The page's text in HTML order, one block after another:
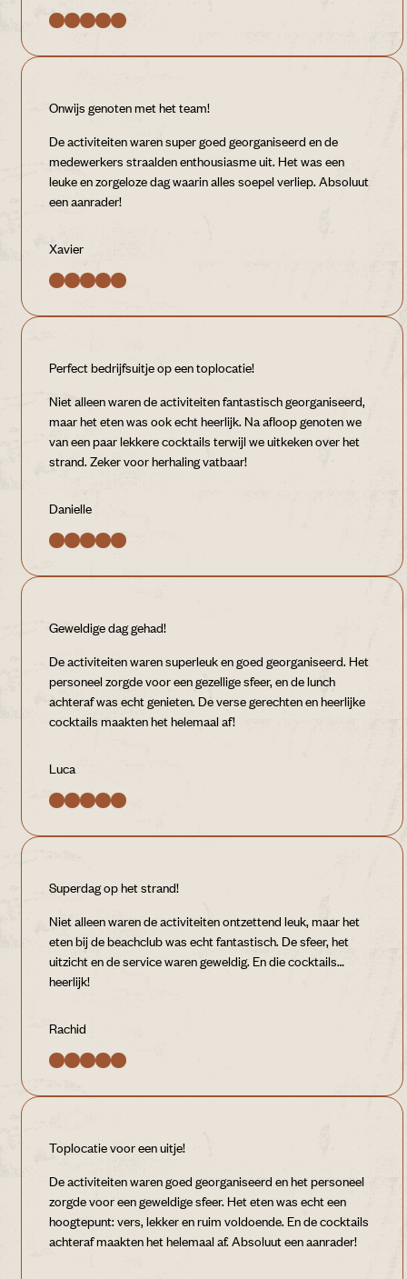
Onwijs genoten met het team!
De activiteiten waren super goed georganiseerd en de
medewerkers straalden enthousiasme uit. Het was een
leuke en zorgeloze dag waarin alles soepel verliep. Absoluut
een aanrader!
Xavier
Perfect bedrijfsuitje op een toplocatie!
Niet alleen waren de activiteiten fantastisch georganiseerd,
maar het eten was ook echt heerlijk. Na afloop genoten we
van een paar lekkere cocktails terwijl we uitkeken over het
strand. Zeker voor herhaling vatbaar!
Danielle
Geweldige dag gehad!
De activiteiten waren superleuk en goed georganiseerd. Het
personeel zorgde voor een gezellige sfeer, en de lunch
achteraf was echt genieten. De verse gerechten en heerlijke
cocktails maakten het helemaal af!
Luca
Superdag op het strand!
Niet alleen waren de activiteiten ontzettend leuk, maar het
eten bij de beachclub was echt fantastisch. De sfeer, het
uitzicht en de service waren geweldig. En die cocktails…
heerlijk!
Rachid
Toplocatie voor een uitje!
De activiteiten waren goed georganiseerd en het personeel
zorgde voor een geweldige sfeer. Het eten was echt een
hoogtepunt: vers, lekker en ruim voldoende. En de cocktails
achteraf maakten het helemaal af. Absoluut een aanrader!